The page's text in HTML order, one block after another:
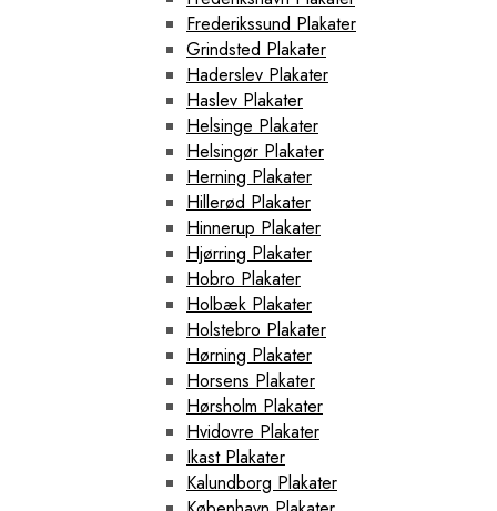
Frederikssund Plakater
Grindsted Plakater
Haderslev Plakater
Haslev Plakater
Helsinge Plakater
Helsingør Plakater
Herning Plakater
Hillerød Plakater
Hinnerup Plakater
Hjørring Plakater
Hobro Plakater
Holbæk Plakater
Holstebro Plakater
Hørning Plakater
Horsens Plakater
Hørsholm Plakater
Hvidovre Plakater
Ikast Plakater
Kalundborg Plakater